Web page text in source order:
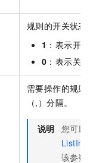
规则的开关状态
1 ：表示开
0 ：表示关
需要操作的规
（,）分隔。
说明 您可以
该参数